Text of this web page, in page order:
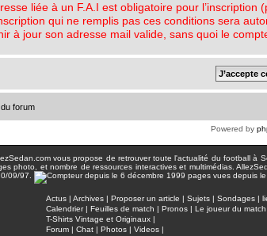
liée à un F.A.I est obligatoire pour
qui ne remplis pas ces conditions sera
à jour son adresse mail valide, sans quoi le
forum
Powered by
vous propose de retrouver toute l'actualité du football à
photo, et nombre de ressources interactives et multimédias.
09/97.
pages vues depuis
Actus | Archives | Proposer un article | Sujets | Sondages |
Calendrier| Feuilles de match | Pronos | Le joueur du match
T-Shirts Vintage et Originaux |
Forum | Chat | Photos | Videos |